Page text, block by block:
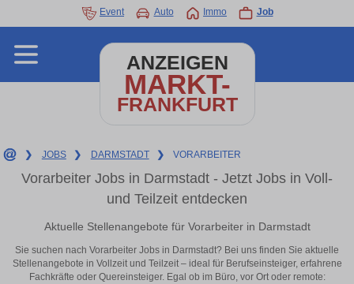
Event Auto Immo Job
ANZEIGEN
MARKT-
FRANKFURT
❯ JOBS ❯ DARMSTADT ❯ VORARBEITER
Vorarbeiter Jobs in Darmstadt - Jetzt Jobs in Voll-
und Teilzeit entdecken
Aktuelle Stellenangebote für Vorarbeiter in Darmstadt
Sie suchen nach Vorarbeiter Jobs in Darmstadt? Bei uns finden Sie aktuelle
Stellenangebote in Vollzeit und Teilzeit – ideal für Berufseinsteiger, erfahrene
Fachkräfte oder Quereinsteiger. Egal ob im Büro, vor Ort oder remote: